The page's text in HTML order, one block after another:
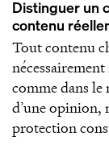
Distinguer un
contenu
Tout contenu
comme dans le
d’une opinion,
protection